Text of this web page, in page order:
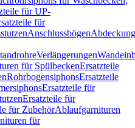
für UP-
für
Anschlussbögen
Verlängerungen
für SpülbeckenErsatzteile
RohrbogensiphonsErsatzteile
Ersatzteile für
Ersatzteile für
für ZubehörAblaufgarnituren
für